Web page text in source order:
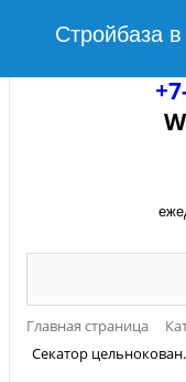
Стройбаза
Главная страница
Секатор